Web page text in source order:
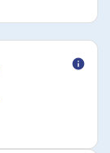
info